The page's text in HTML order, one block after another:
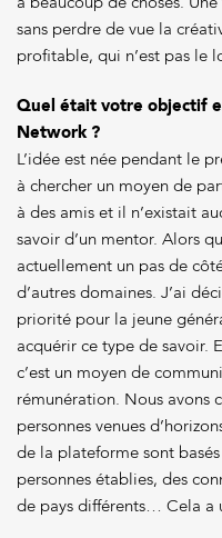
à beaucoup de choses.
sans perdre de vue la
profitable, qui n’est pas le
Quel était votre objectif
Network ?
L’idée est née pendant le
à chercher un moyen de
à des amis et il n’existait
savoir d’un mentor. Alors
actuellement un pas de
d’autres domaines. J’ai
priorité pour la jeune
acquérir ce type de savoir.
c’est un moyen de
rémunération. Nous avons
personnes venues
de la plateforme sont
personnes établies, des
de pays différents… Cela a